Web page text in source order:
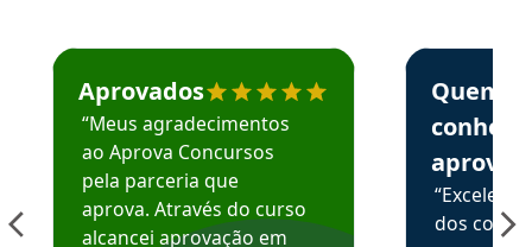
Estudante José recomenda o Aprova Concursos em
Aprovados
“Meus agradecimentos
ao Aprova Concursos
pela parceria que
aprova. Através do curso
alcancei aprovação em
Estudante
Quem
aprova
dos